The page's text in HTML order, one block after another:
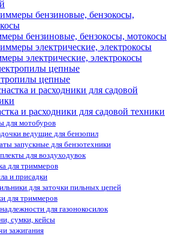
бензиновые, бензокосы, мотокосы
электрические, электрокосы
цепные
и расходники для садовой техники
для мотобуров
ведущие для бензопил
запускные для бензотехники
для воздуходувок
для триммеров
и присадки
для заточки пильных цепей
для триммеров
для газонокосилок
сумки, кейсы
зажигания